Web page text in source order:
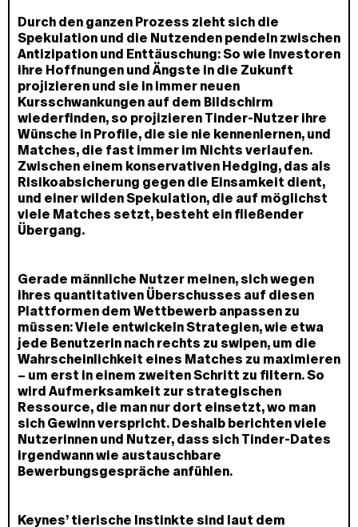
Durch den ganzen Prozess zieht sich die
Spekulation und die Nutzenden pendeln zwischen
Antizipation und Enttäuschung: So wie Investoren
ihre Hoffnungen und Ängste in die Zukunft
projizieren und sie in immer neuen
Kursschwankungen auf dem Bildschirm
wiederfinden, so projizieren Tinder-Nutzer ihre
Wünsche in Profile, die sie nie kennenlernen, und
Matches, die fast immer im Nichts verlaufen.
Zwischen einem konservativen Hedging, das als
Risikoabsicherung gegen die Einsamkeit dient,
und einer wilden Spekulation, die auf möglichst
viele Matches setzt, besteht ein fließender
Übergang.
Gerade männliche Nutzer meinen, sich wegen
ihres quantitativen Überschusses auf diesen
Plattformen dem Wettbewerb anpassen zu
müssen: Viele entwickeln Strategien, wie etwa
jede Benutzerin nach rechts zu swipen, um die
Wahrscheinlichkeit eines Matches zu maximieren
– um erst in einem zweiten Schritt zu filtern. So
wird Aufmerksamkeit zur strategischen
Ressource, die man nur dort einsetzt, wo man
sich Gewinn verspricht. Deshalb berichten viele
Nutzerinnen und Nutzer, dass sich Tinder-Dates
irgendwann wie austauschbare
Bewerbungsgespräche anfühlen.
Keynes’ tierische Instinkte sind laut dem